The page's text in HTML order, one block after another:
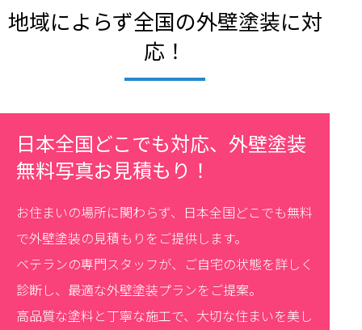
地域によらず全国の外壁塗装に対
応！
日本全国どこでも対応、外壁塗装
無料写真お見積もり！
お住まいの場所に関わらず、日本全国どこでも無料
で外壁塗装の見積もりをご提供します。
ベテランの専門スタッフが、ご自宅の状態を詳しく
診断し、最適な外壁塗装プランをご提案。
高品質な塗料と丁寧な施工で、大切な住まいを美し